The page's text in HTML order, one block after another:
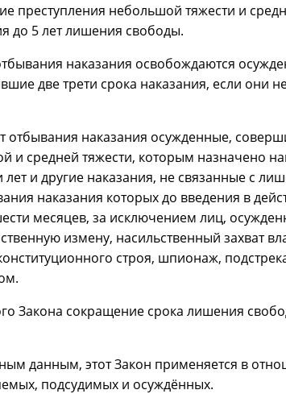
преступления небольшой тяжести и
до 5 лет лишения свободы.
наказания освобождаются
две трети срока наказания, если они
отбывания наказания осужденные,
и средней тяжести, которым назначено
и другие наказания, не связанные с
наказания которых до введения в
месяцев, за исключением лиц,
измену, насильственный захват
строя, шпионаж,
Закона сокращение срока лишения
данным, этот Закон применяется в
подсудимых и осуждённых.